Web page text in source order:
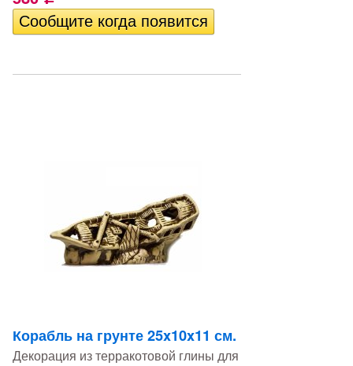
Корабль на грунте 25x10x11 см.
Декорация из терракотовой глины для